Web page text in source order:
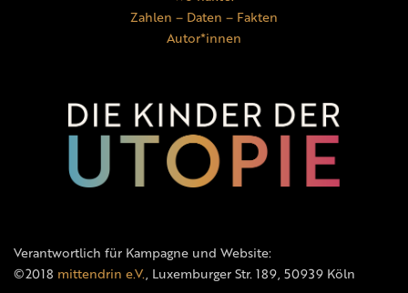
Zahlen – Daten – Fakten
Autor*innen
Verantwortlich für Kampagne und Website:
©2018 mittendrin e.V., Luxemburger Str. 189, 50939 Köln